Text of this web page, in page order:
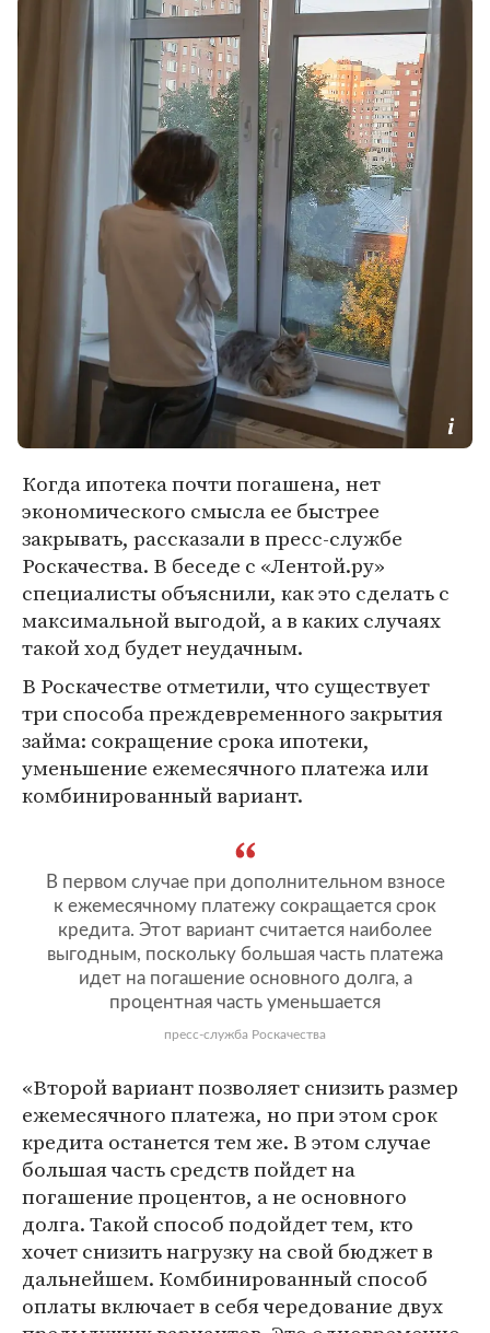
Когда ипотека почти погашена, нет
экономического смысла ее быстрее
закрывать, рассказали в пресс-службе
Роскачества. В беседе с «Лентой.ру»
специалисты объяснили, как это сделать с
максимальной выгодой, а в каких случаях
такой ход будет неудачным.
В Роскачестве отметили, что существует
три способа преждевременного закрытия
займа: сокращение срока ипотеки,
уменьшение ежемесячного платежа или
комбинированный вариант.
В первом случае при дополнительном взносе
к ежемесячному платежу сокращается срок
кредита. Этот вариант считается наиболее
выгодным, поскольку большая часть платежа
идет на погашение основного долга, а
процентная часть уменьшается
пресс-служба Роскачества
«Второй вариант позволяет снизить размер
ежемесячного платежа, но при этом срок
кредита останется тем же. В этом случае
большая часть средств пойдет на
погашение процентов, а не основного
долга. Такой способ подойдет тем, кто
хочет снизить нагрузку на свой бюджет в
дальнейшем. Комбинированный способ
оплаты включает в себя чередование двух